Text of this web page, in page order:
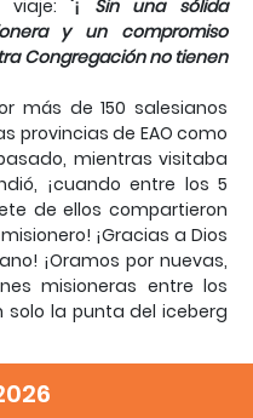
viaje:'¡ Sin una sólida
y un compromiso
Congregación no tienen
más de 150 salesianos
provincias de EAO como
mientras visitaba
¡cuando entre los 5
de ellos compartieron
¡Gracias a Dios
¡Oramos por nuevas,
misioneras entre los
solo la punta del iceberg
en su
en la vida espiritual,